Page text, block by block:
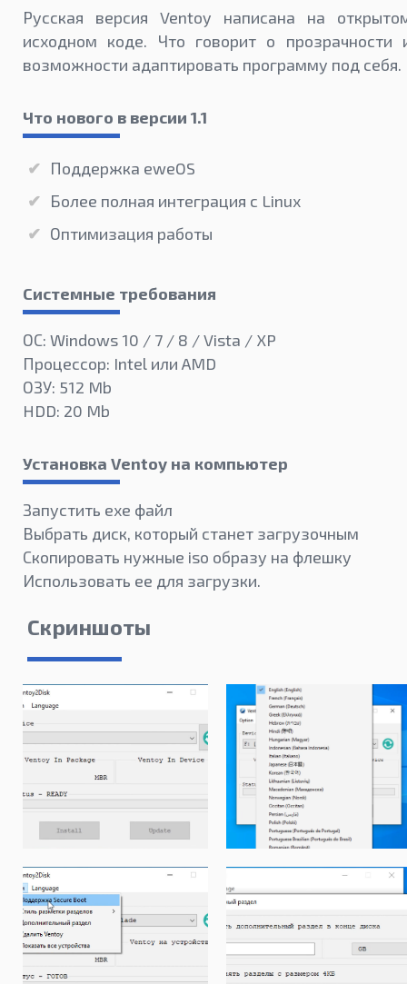
Русская версия Ventoy написана на
исходном коде. Что говорит о прозрачности
возможности адаптировать программу под себя.
Что нового в версии 1.1
Поддержка eweOS
Более полная интеграция с Linux
Оптимизация работы
Системные требования
ОС: Windows 10 / 7 / 8 / Vista / XP
Процессор: Intel или AMD
ОЗУ: 512 Mb
HDD: 20 Mb
Установка Ventoy на компьютер
Запустить exe файл
Выбрать диск, который станет загрузочным
Скопировать нужные iso образу на флешку
Использовать ее для загрузки.
Скриншоты